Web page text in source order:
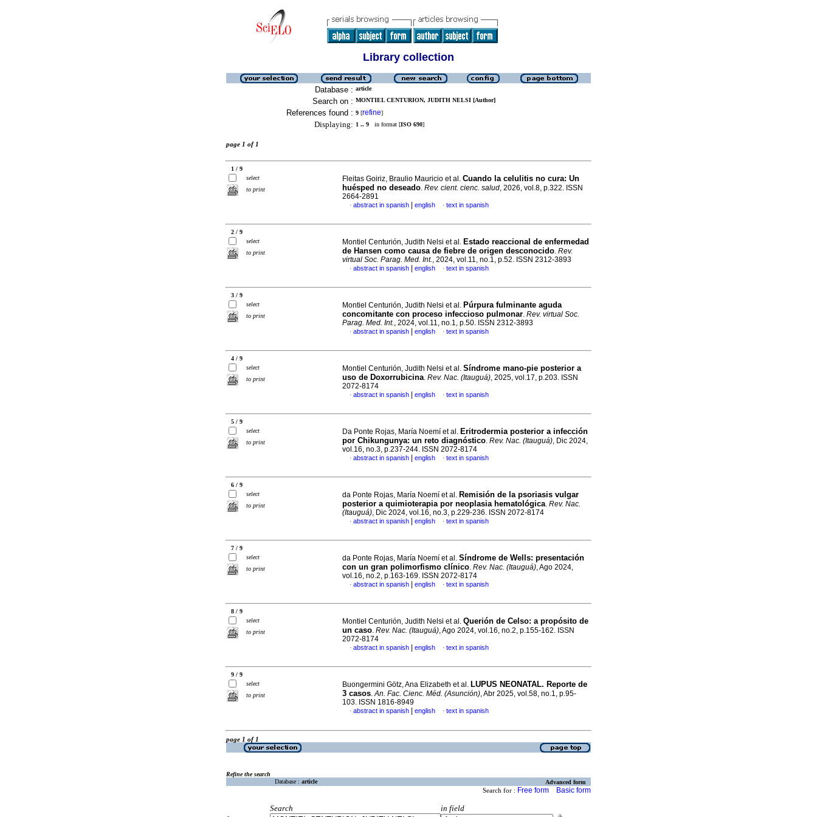
Library collection
Database : article
Search on : MONTIEL CENTURION, JUDITH NELSI [Author]
References found : 9 [refine]
Displaying: 1 .. 9 in format [ISO 690]
page 1 of 1
1 / 9
select
to print
Fleitas Goiriz, Braulio Mauricio et al. Cuando la celulitis no cura: Un
huésped no deseado. Rev. cient. cienc. salud, 2026, vol.8, p.322. ISSN
2664-2891
· abstract in spanish english · text in spanish
2 / 9
select
to print
Montiel Centurión, Judith Nelsi et al. Estado reaccional de enfermedad
de Hansen como causa de fiebre de origen desconocido. Rev.
virtual Soc. Parag. Med. Int., 2024, vol.11, no.1, p.52. ISSN 2312-3893
· abstract in spanish english · text in spanish
3 / 9
select
to print
Montiel Centurión, Judith Nelsi et al. Púrpura fulminante aguda
concomitante con proceso infeccioso pulmonar. Rev. virtual Soc.
Parag. Med. Int., 2024, vol.11, no.1, p.50. ISSN 2312-3893
· abstract in spanish english · text in spanish
4 / 9
select
to print
Montiel Centurión, Judith Nelsi et al. Síndrome mano-pie posterior a
uso de Doxorrubicina. Rev. Nac. (Itauguá), 2025, vol.17, p.203. ISSN
2072-8174
· abstract in spanish english · text in spanish
5 / 9
select
to print
Da Ponte Rojas, María Noemí et al. Eritrodermia posterior a infección
por Chikungunya: un reto diagnóstico. Rev. Nac. (Itauguá), Dic 2024,
vol.16, no.3, p.237-244. ISSN 2072-8174
· abstract in spanish english · text in spanish
6 / 9
select
to print
da Ponte Rojas, María Noemí et al. Remisión de la psoriasis vulgar
posterior a quimioterapia por neoplasia hematológica. Rev. Nac.
(Itauguá), Dic 2024, vol.16, no.3, p.229-236. ISSN 2072-8174
· abstract in spanish english · text in spanish
7 / 9
select
to print
da Ponte Rojas, María Noemí et al. Síndrome de Wells: presentación
con un gran polimorfismo clínico. Rev. Nac. (Itauguá), Ago 2024,
vol.16, no.2, p.163-169. ISSN 2072-8174
· abstract in spanish english · text in spanish
8 / 9
select
to print
Montiel Centurión, Judith Nelsi et al. Querión de Celso: a propósito de
un caso. Rev. Nac. (Itauguá), Ago 2024, vol.16, no.2, p.155-162. ISSN
2072-8174
· abstract in spanish english · text in spanish
9 / 9
select
to print
Buongermini Götz, Ana Elizabeth et al. LUPUS NEONATAL. Reporte de
3 casos.An. Fac. Cienc. Méd. (Asunción), Abr 2025, vol.58, no.1, p.95-
103. ISSN 1816-8949
· abstract in spanish english · text in spanish
page 1 of 1
Refine the search
Database : article Advanced form
Search for : Free form Basic form
Search
in field